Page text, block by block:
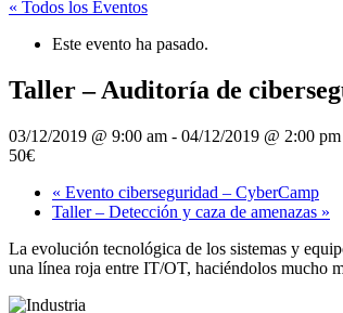
« Todos los Eventos
Este evento ha pasado.
Taller – Auditoría de
03/12/2019 @ 9:00 am - 04/12/2019 @ 2:00 pm
50€
« Evento ciberseguridad – CyberCamp
Taller – Detección y caza de amenazas »
La evolución tecnológica de los sistemas y
una línea roja entre IT/OT, haciéndolos mucho